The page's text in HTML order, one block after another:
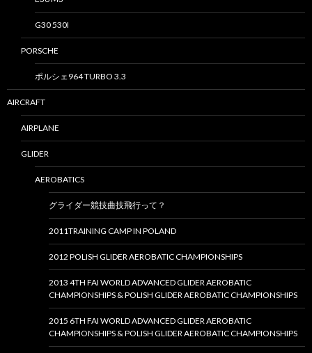
G30 530I
PORSCHE
ポルシェ964 TURBO 3.3
AIRCRAFT
AIRPLANE
GLIDER
AEROBATICS
グライダー競技曲技飛行って？
2011TRAINING CAMP IN POLAND
2012 POLISH GLIDER AEROBATIC CHAMPIONSHIPS
2013 4TH FAI WORLD ADVANCED GLIDER AEROBATIC
CHAMPIONSHIPS & POLISH GLIDER AEROBATIC CHAMPIONSHIPS
2015 6TH FAI WORLD ADVANCED GLIDER AEROBATIC
CHAMPIONSHIPS & POLISH GLIDER AEROBATIC CHAMPIONSHIPS